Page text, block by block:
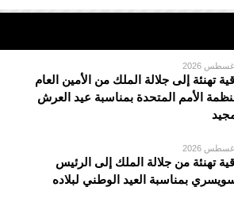
تهنئة إلى جلالة الملك من الأمين العام
الأمم المتحدة بمناسبة عيد العرش
تهنئة من جلالة الملك إلى الرئيس
بمناسبة العيد الوطني لبلاده